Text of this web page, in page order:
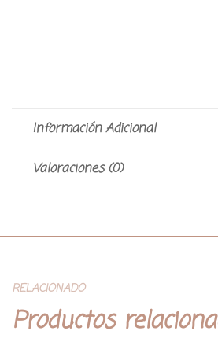
Información Adicional
Valoraciones (0)
RELACIONADO
Productos